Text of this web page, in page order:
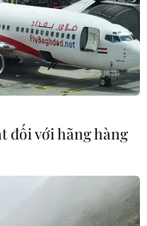
dừng nghỉ trên
Đông trong năm
đối với hãng hàng